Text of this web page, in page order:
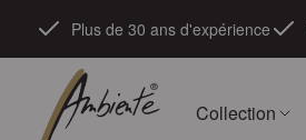
Plus de 30 ans d'expérience
Collection